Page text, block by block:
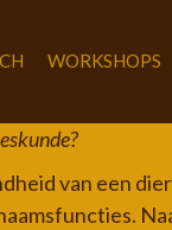
WORKSHOPS
van een